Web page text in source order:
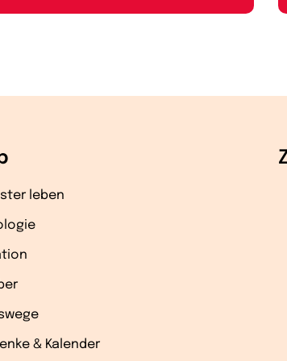
leben
& Kalender